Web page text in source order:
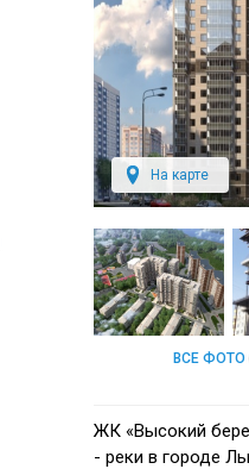
На карте
ВСЕ ФОТО
ЖК «Высокий
- реки в городе